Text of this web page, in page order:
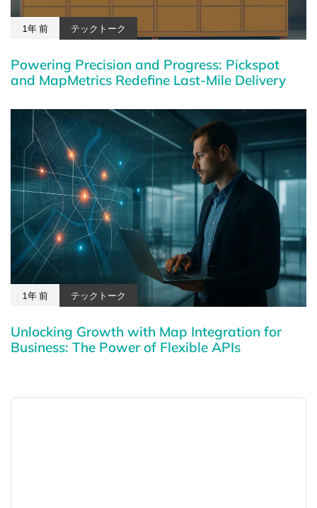
1年 前 テックトーク
Powering Precision and Progress: Pickspot
and MapMetrics Redefine Last-Mile Delivery
1年 前 テックトーク
Unlocking Growth with Map Integration for
Business: The Power of Flexible APIs